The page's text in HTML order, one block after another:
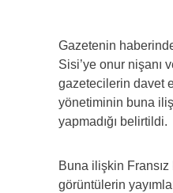
Gazetenin
Sisi’ye onur nişanı
gazetecilerin davet
yönetiminin buna
yapmadığı belirtildi.
Buna ilişkin Fransız
görüntülerin